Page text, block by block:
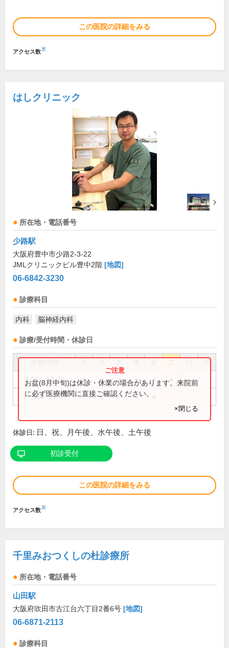
この医院の詳細をみる
アクセス数※
はしクリニック
所在地・電話番号
少路駅
大阪府豊中市少路2-3-22
JMLクリニックビル豊中2階 [地図]
06-6842-3230
診療科目
内科 脳神経内科
診療/受付時間・休診日
祝
9:00～12:00 ● ● ● ● ●
17:00～19:00 ● ●
お盆(8月中旬)は休診・休業の場合があります。来院前
に必ず医療機関に直接ご確認ください。
×閉じる
休診日: 日、祝、月午後、水午後、土午後
初診受付
この医院の詳細をみる
アクセス数※
千里みおつくしの杜診療所
所在地・電話番号
山田駅
大阪府吹田市古江台六丁目2番6号 [地図]
06-6871-2113
診療科目